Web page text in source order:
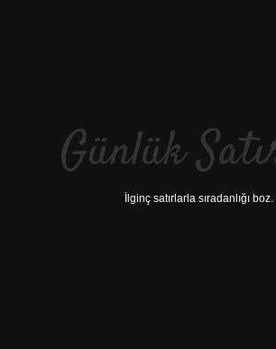
Günlük
İlginç satırlarla sıradanlığı boz.